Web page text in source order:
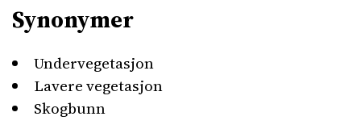
Synonymer
Undervegetasjon
Lavere vegetasjon
Skogbunn